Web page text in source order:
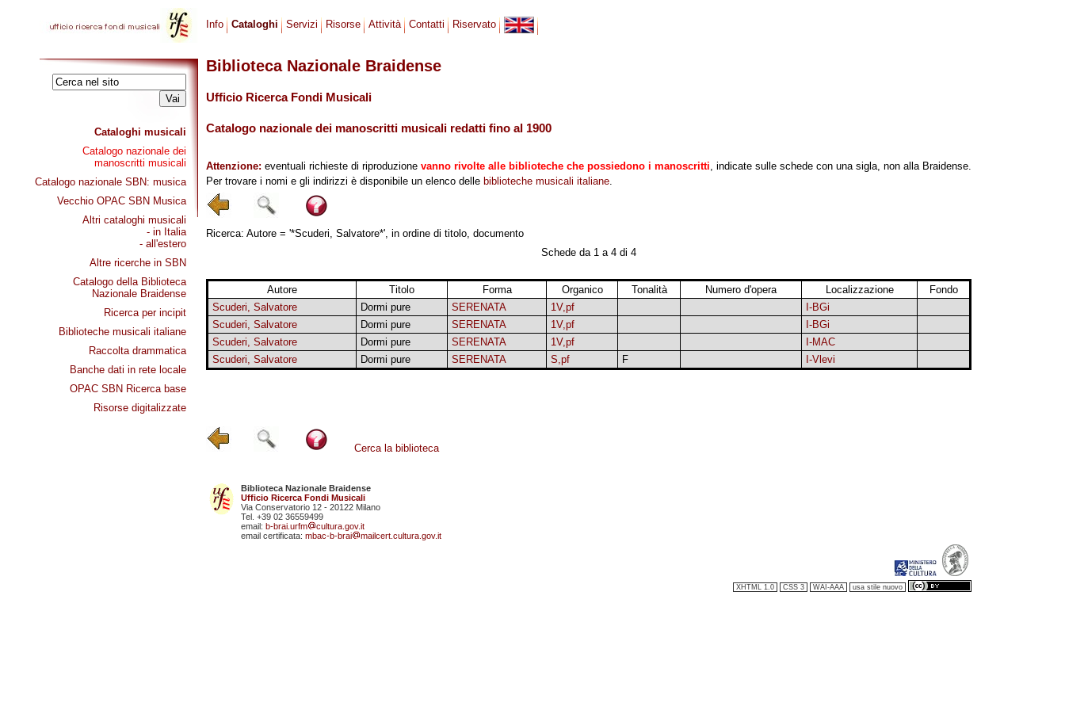
Cataloghi musicali
Catalogo nazionale dei
manoscritti musicali
Catalogo nazionale SBN: musica
Vecchio OPAC SBN Musica
Altri cataloghi musicali
- in Italia
- all'estero
Altre ricerche in SBN
Catalogo della Biblioteca
Nazionale Braidense
Ricerca per incipit
Biblioteche musicali italiane
Raccolta drammatica
Banche dati in rete locale
OPAC SBN Ricerca base
Risorse digitalizzate
Info Cataloghi Servizi Risorse Attività Contatti Riservato
Biblioteca Nazionale Braidense
Ufficio Ricerca Fondi Musicali
Catalogo nazionale dei manoscritti musicali redatti fino al 1900
Attenzione: eventuali richieste di riproduzione vanno rivolte alle biblioteche che possiedono i manoscritti, indicate sulle schede con una sigla, non alla Braidense.
Per trovare i nomi e gli indirizzi è disponibile un elenco delle biblioteche musicali italiane.
Ricerca: Autore = '*Scuderi, Salvatore*', in ordine di titolo, documento
Schede da 1 a 4 di 4
Autore Titolo Forma Organico Tonalità Numero d'opera Localizzazione
Fondo
Scuderi, Salvatore
Dormi pure SERENATA 1V,pf
I-BGi
Scuderi, Salvatore
Dormi pure SERENATA 1V,pf
I-BGi
Scuderi, Salvatore
Dormi pure SERENATA 1V,pf
I-MAC
Scuderi, Salvatore
Dormi pure SERENATA S,pf F I-Vlevi
Cerca la biblioteca
Biblioteca Nazionale Braidense
Ufficio Ricerca Fondi Musicali
Via Conservatorio 12 - 20122 Milano
Tel. +39 02 36559499
email: b-brai.urfm
cultura.gov.it
email certificata: mbac-b-brai mailcert.cultura.gov.it
XHTML 1.0 CSS 3 WAI-AAA usa stile nuovo